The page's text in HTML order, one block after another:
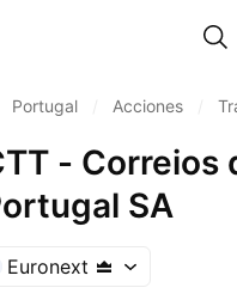
Portugal Acciones
- Correios
SA
Euronext